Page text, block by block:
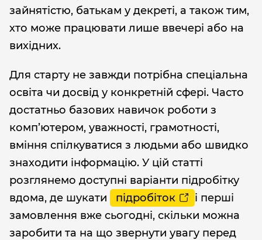
зайнятістю, батькам у декреті, а також тим,
хто може працювати лише ввечері або на
вихідних.
Для старту не завжди потрібна спеціальна
освіта чи досвід у конкретній сфері. Часто
достатньо базових навичок роботи з
комп’ютером, уважності, грамотності,
вміння спілкуватися з людьми або швидко
знаходити інформацію. У цій статті
розглянемо доступні варіанти підробітку
вдома, де шукати
підробіток
і перші
замовлення вже сьогодні, скільки можна
заробити та на що звернути увагу перед